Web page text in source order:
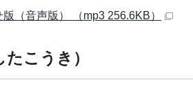
（音声版） （mp3 256.6KB）
こうき）